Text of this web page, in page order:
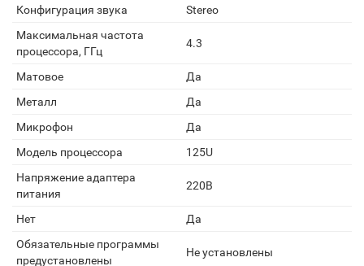
Конфигурация звука
Stereo
Максимальная частота
процессора, ГГц
4.3
Матовое
Да
Металл
Да
Микрофон
Да
Модель процессора
125U
Напряжение адаптера
питания
220В
Нет
Да
Обязательные программы
предустановлены
Не установлены